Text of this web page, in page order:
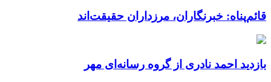
قائم‌پناه: ‏خبرنگاران، مرزداران حقیقت‌اند
بازدید احمد نادری از گروه رسانه‌ای مهر